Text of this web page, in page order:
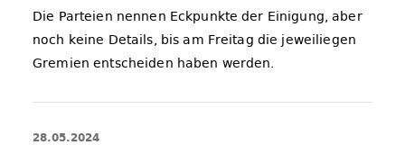
Die Parteien nennen Eckpunkte der Einigung, aber
noch keine Details, bis am Freitag die jeweiliegen
Gremien entscheiden haben werden.
28.05.2024